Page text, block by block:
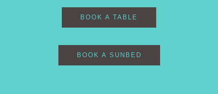
BOOK A TABLE
BOOK A SUNBED